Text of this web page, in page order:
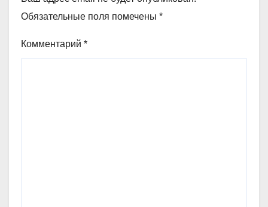
Обязательные поля помечены *
Комментарий *